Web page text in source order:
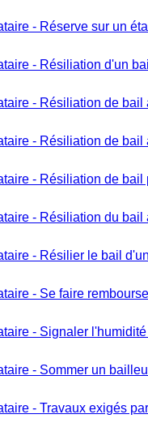
- Réserve sur un
- Résiliation d'un
- Résiliation de
- Résiliation de
- Résiliation de bail
- Résiliation du bail
- Résilier le bail
- Se faire
- Signaler
- Sommer un
- Travaux exigés